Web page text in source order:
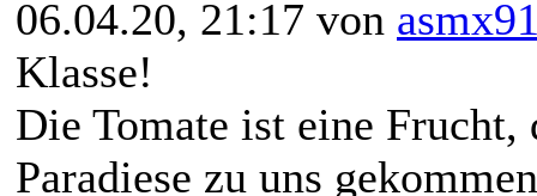
06.04.20, 21:17 von
Klasse!
Die Tomate ist eine
Paradiese zu uns